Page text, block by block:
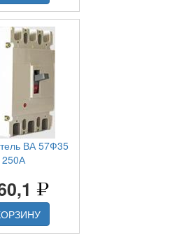
ВА 57Ф35
250А